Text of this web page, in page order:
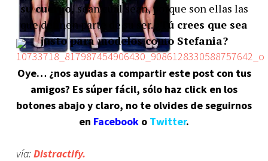
su cuerpo,sean cual sean, porque son ellas las
que definen parte de su ser. ¿Tú crees que sea
justo para modelos como Stefania?
Oye… ¿nos ayudas a compartir este post con tus
amigos? Es súper fácil, sólo haz click en los
botones abajo y claro, no te olvides de seguirnos
en Facebook o Twitter.
vía: Distractify.